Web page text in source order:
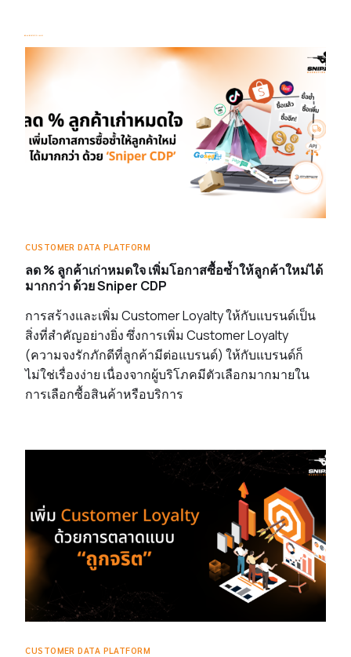
CUSTOMER DATA PLATFORM
ลด % ลูกค้าเก่าหมดใจ เพิ่มโอกาสซื้อซ้ำให้ลูกค้าใหม่ได้
มากกว่า ด้วย Sniper CDP
การสร้างและเพิ่ม Customer Loyalty ให้กับแบรนด์เป็น
สิ่งที่สำคัญอย่างยิ่ง ซึ่งการเพิ่ม Customer Loyalty
(ความจงรักภักดีที่ลูกค้ามีต่อแบรนด์) ให้กับแบรนด์ก็
ไม่ใช่เรื่องง่าย เนื่องจากผู้บริโภคมีตัวเลือกมากมายใน
การเลือกซื้อสินค้าหรือบริการ
CUSTOMER DATA PLATFORM